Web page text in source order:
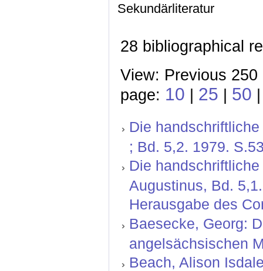
Sekundärliteratur
28 bibliographical
View: Previous
page: 10 | 25 | 50
Die
; Bd. 5,2. 1979.
Die
Augustinus, Bd.
Herausgabe des
Baesecke, Georg:
angelsächsischen
Beach, Alison